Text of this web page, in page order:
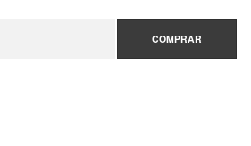
COMPRAR